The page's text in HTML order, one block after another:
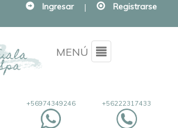
Ingresar | Registrarse
MENÚ Menu
+56222317433
+56974349246